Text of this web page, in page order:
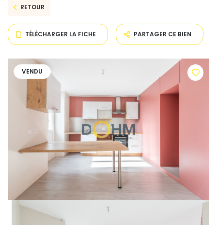
RETOUR
TÉLÉCHARGER LA FICHE PARTAGER CE BIEN
VENDU